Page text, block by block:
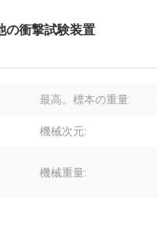
の衝撃試験装置
最高。標本の重量:
機械次元:
機械重量: